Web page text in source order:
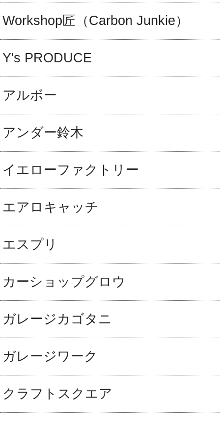
Workshop匠（Carbon Junkie）
Y's PRODUCE
アルボー
アンダー鈴木
イエローファクトリー
エアロキャッチ
エスプリ
カーショップグロウ
ガレージカゴタニ
ガレージワーク
クラフトスクエア